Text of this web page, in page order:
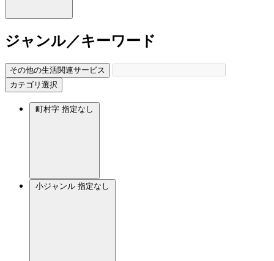
ジャンル／キーワード
その他の生活関連サービス
カテゴリ選択
町村字 指定なし
小ジャンル 指定なし